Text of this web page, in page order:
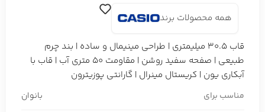
همه محصولات برند
قاب 30.5 میلیمتری | طراحی مینیمال و ساده | بند چرم
طبیعی | صفحه سفید روشن | مقاومت 50 متری آب | قاب با
آبکاری یون | کریستال مینرال | گارانتی پوزیترون
مناسب برای بانوان